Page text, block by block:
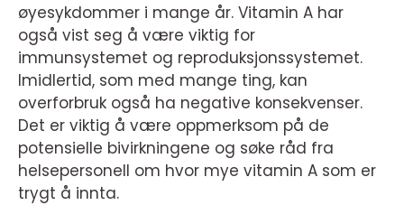
øyesykdommer i mange år. Vitamin A har
også vist seg å være viktig for
immunsystemet og reproduksjonssystemet.
Imidlertid, som med mange ting, kan
overforbruk også ha negative konsekvenser.
Det er viktig å være oppmerksom på de
potensielle bivirkningene og søke råd fra
helsepersonell om hvor mye vitamin A som er
trygt å innta.